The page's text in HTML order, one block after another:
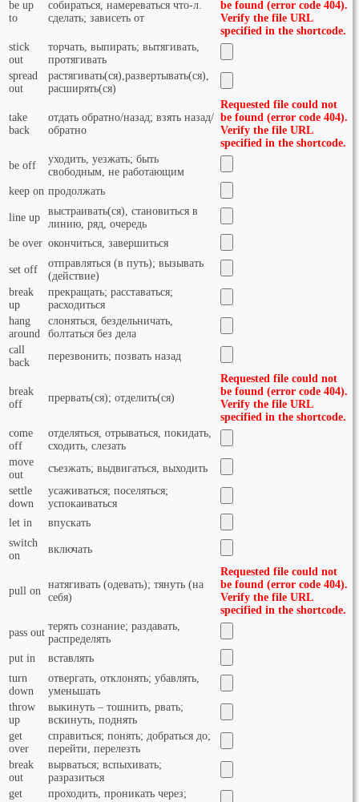
be up
to
собираться, намереваться что-л.
сделать; зависеть от
be found (error code 404).
Verify the file URL
specified in the shortcode.
stick
out
торчать, выпирать; вытягивать,
протягивать
spread
out
растягивать(ся),развертывать(ся),
расширять(ся)
take
back
отдать обратно/назад; взять назад/
обратно
Requested file could not
be found (error code 404).
Verify the file URL
specified in the shortcode.
be off
уходить, уезжать; быть
свободным, не работающим
keep on продолжать
line up
выстраивать(ся), становиться в
линию, ряд, очередь
be over окончиться, завершиться
set off
отправляться (в путь); вызывать
(действие)
break
up
прекращать; расставаться;
расходиться
hang
around
слоняться, бездельничать,
болтаться без дела
call
back
перезвонить; позвать назад
break
off
прервать(ся); отделить(ся)
Requested file could not
be found (error code 404).
Verify the file URL
specified in the shortcode.
come
off
отделяться, отрываться, покидать,
сходить, слезать
move
out
съезжать; выдвигаться, выходить
settle
down
усаживаться; поселяться;
успокаиваться
let in
впускать
switch
on
включать
pull on
натягивать (одевать); тянуть (на
себя)
Requested file could not
be found (error code 404).
Verify the file URL
specified in the shortcode.
pass out
терять сознание; раздавать,
распределять
put in
вставлять
turn
down
отвергать, отклонять; убавлять,
уменьшать
throw
up
выкинуть – тошнить, рвать;
вскинуть, поднять
get
over
справиться; понять; добраться до;
перейти, перелезть
break
out
вырваться; вспыхивать;
разразиться
get
проходить, проникать через;